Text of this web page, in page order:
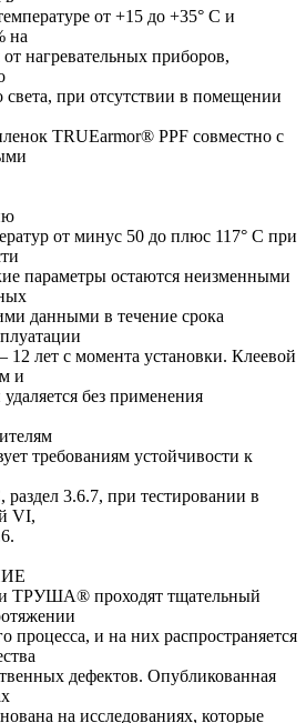
от +15 до +35° С и
на
нагревательных приборов,
света, при отсутствии в помещении
TRUEarmor® PPF совместно с
от минус 50 до плюс 117° С при
параметры остаются неизменными
данными в течение срока
12 лет с момента установки. Клеевой
и
без применения
требованиям устойчивости к
3.6.7, при тестировании в
VI,
ТРУША® проходят тщательный
процесса, и на них распространяется
дефектов. Опубликованная
на исследованиях, которые